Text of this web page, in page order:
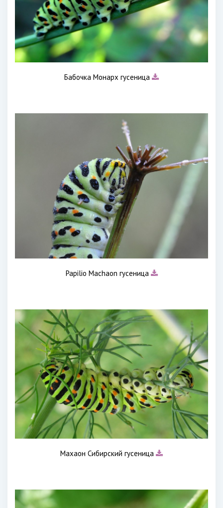
Бабочка Монарх гусеница
Papilio Machaon гусеница
Махаон Сибирский гусеница